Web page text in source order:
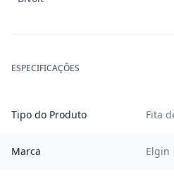
ESPECIFICAÇÕES
Tipo do Produto Fita
Marca Elgin